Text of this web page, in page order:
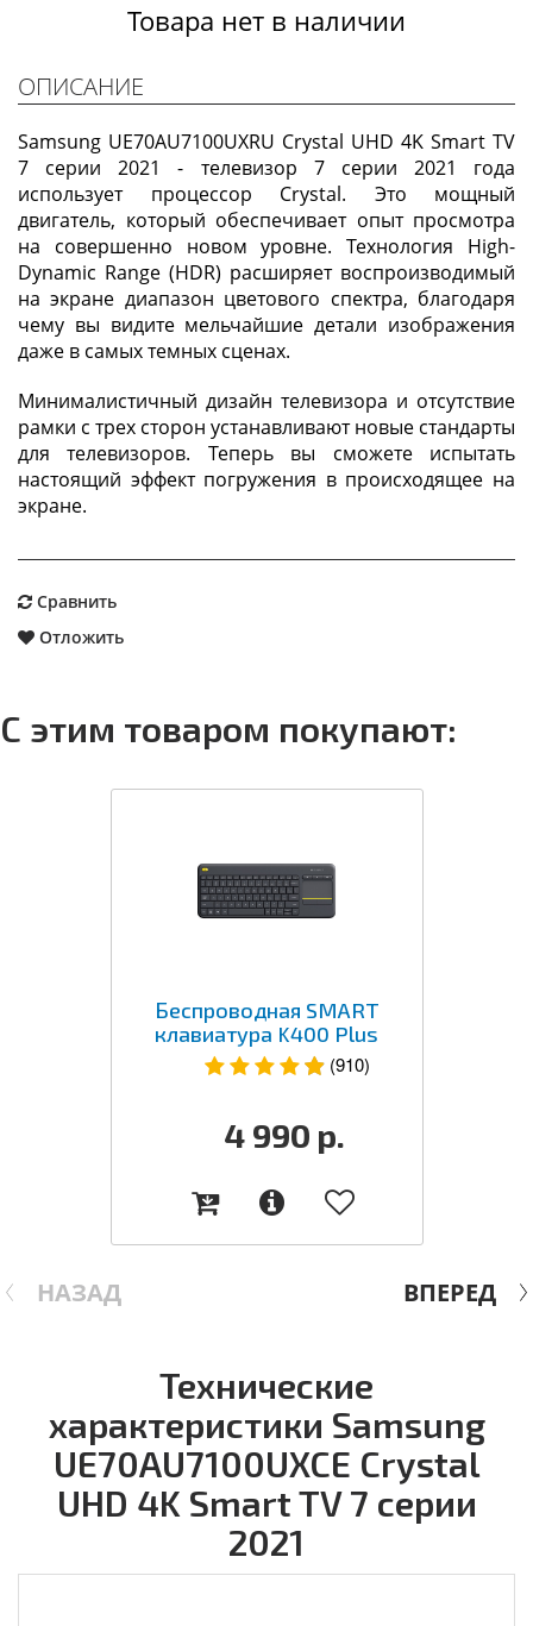
Товара нет в наличии
ОПИСАНИЕ
Samsung UE70AU7100UXRU Crystal UHD 4K Smart TV
7 серии 2021 - телевизор 7 серии 2021 года
использует процессор Crystal. Это мощный
двигатель, который обеспечивает опыт просмотра
на совершенно новом уровне. Технология High-
Dynamic Range (HDR) расширяет воспроизводимый
на экране диапазон цветового спектра, благодаря
чему вы видите мельчайшие детали изображения
даже в самых темных сценах.
Минималистичный дизайн телевизора и отсутствие
рамки с трех сторон устанавливают новые стандарты
для телевизоров. Теперь вы сможете испытать
настоящий эффект погружения в происходящее на
экране.
Сравнить
Отложить
С этим товаром покупают:
НАЗАД
Беспроводная SMART
клавиатура K400 Plus
(910)
4 990 р.
ВПЕРЕД
Технические
характеристики Samsung
UE70AU7100UXCE Crystal
UHD 4K Smart TV 7 серии
2021